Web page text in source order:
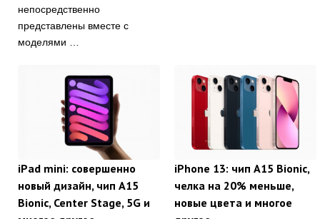
непосредственно
представлены вместе с
моделями …
iPad mini: совершенно
новый дизайн, чип A15
Bionic, Center Stage, 5G и
iPhone 13: чип A15 Bionic,
челка на 20% меньше,
новые цвета и многое